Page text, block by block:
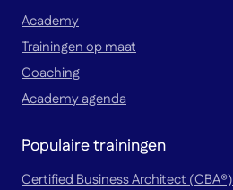
Academy
Trainingen op maat
Coaching
Academy agenda
Populaire trainingen
Certified Business Architect (CBA®)